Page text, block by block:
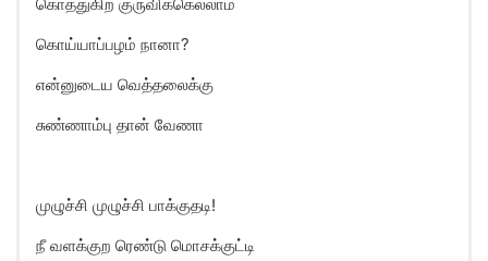
கொய்யாப்பழம் நானா?
என்னுடைய வெத்தலைக்கு
சுண்ணாம்பு தான் வேணா
முழுச்சி முழுச்சி பாக்குதடி!
நீ வளக்குற ரெண்டு மொசக்குட்டி